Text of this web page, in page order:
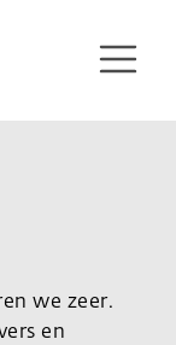
we zeer.
en